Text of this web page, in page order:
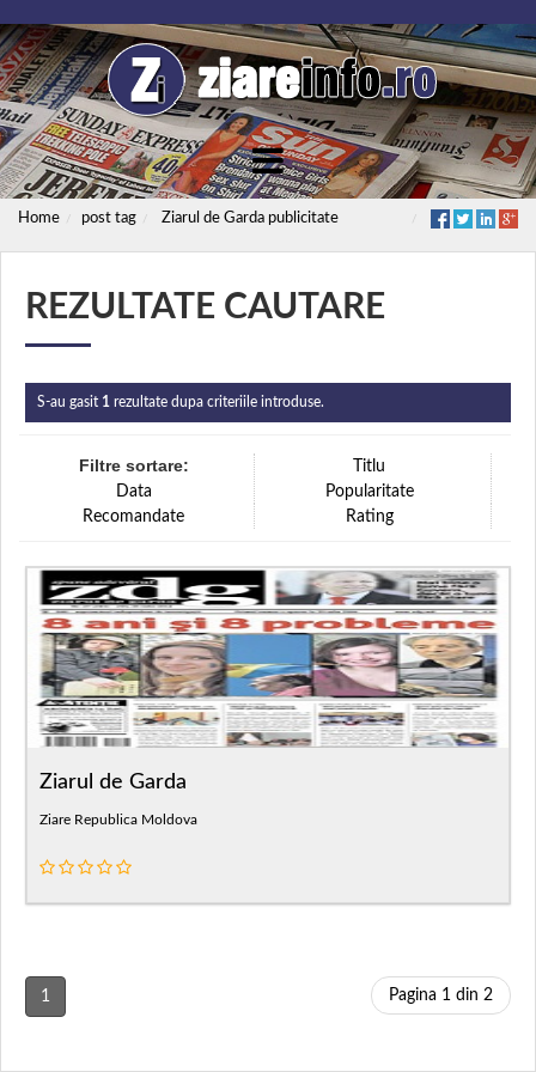
Home post tag Ziarul de Garda publicitate
REZULTATE CAUTARE
S-au gasit 1 rezultate dupa criteriile introduse.
Filtre sortare:
Titlu
Data
Popularitate
Recomandate
Rating
Ziarul de Garda
Ziare Republica Moldova
1 Pagina 1 din 2